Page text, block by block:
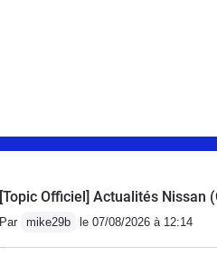
[Topic Officiel] Actualités
Par mike29b le 07/08/2026 à 12:14